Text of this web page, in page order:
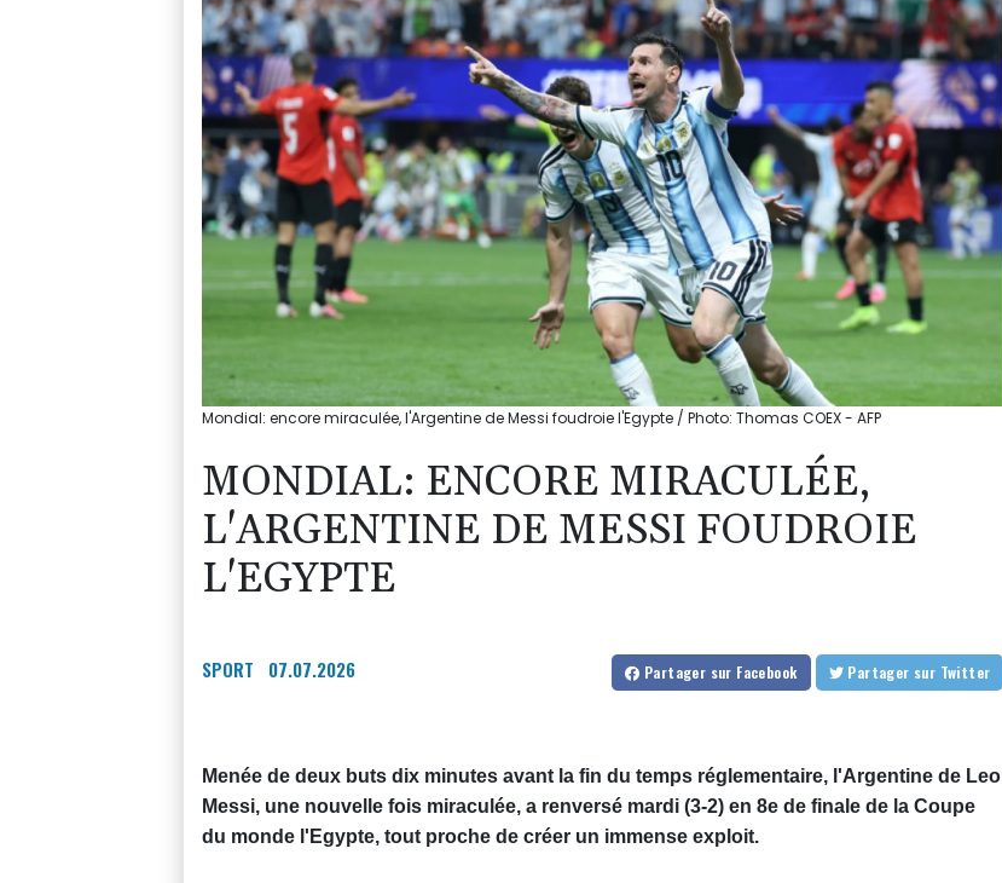
Mondial: encore miraculée, l'Argentine de Messi foudroie l'Egypte / Photo: Thomas COEX - AFP
MONDIAL: ENCORE MIRACULÉE,
L'ARGENTINE DE MESSI FOUDROIE
L'EGYPTE
SPORT 07.07.2026 Partager sur Facebook Partager sur Twitter
Menée de deux buts dix minutes avant la fin du temps réglementaire, l'Argentine de Leo
Messi, une nouvelle fois miraculée, a renversé mardi (3-2) en 8e de finale de la Coupe
du monde l'Egypte, tout proche de créer un immense exploit.